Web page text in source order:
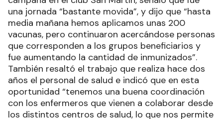
una jornada “bastante movida”, y dijo que “hasta
media mañana hemos aplicamos unas 200
vacunas, pero continuaron acercándose personas
que corresponden a los grupos beneficiarios y
fue aumentando la cantidad de inmunizados”.
También resaltó el trabajo que realiza hace dos
años el personal de salud e indicó que en esta
oportunidad “tenemos una buena coordinación
con los enfermeros que vienen a colaborar desde
los distintos centros de salud, lo que nos permite